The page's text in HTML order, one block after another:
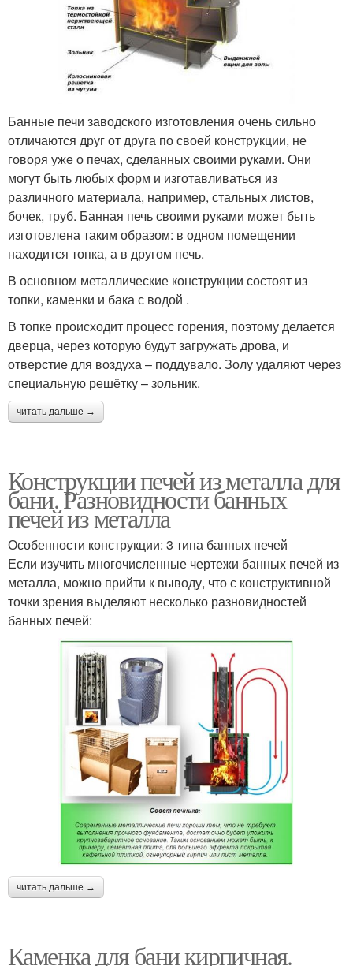
Банные печи заводского изготовления очень сильно
отличаются друг от друга по своей конструкции, не
говоря уже о печах, сделанных своими руками. Они
могут быть любых форм и изготавливаться из
различного материала, например, стальных листов,
бочек, труб. Банная печь своими руками может быть
изготовлена таким образом: в одном помещении
находится топка, а в другом печь.
В основном металлические конструкции состоят из
топки, каменки и бака с водой .
В топке происходит процесс горения, поэтому делается
дверца, через которую будут загружать дрова, и
отверстие для воздуха – поддувало. Золу удаляют через
специальную решётку – зольник.
читать дальше →
Конструкции печей из металла для
бани. Разновидности банных
печей из металла
Особенности конструкции: 3 типа банных печей
Если изучить многочисленные чертежи банных печей из
металла, можно прийти к выводу, что с конструктивной
точки зрения выделяют несколько разновидностей
банных печей:
читать дальше →
Каменка для бани кирпичная.